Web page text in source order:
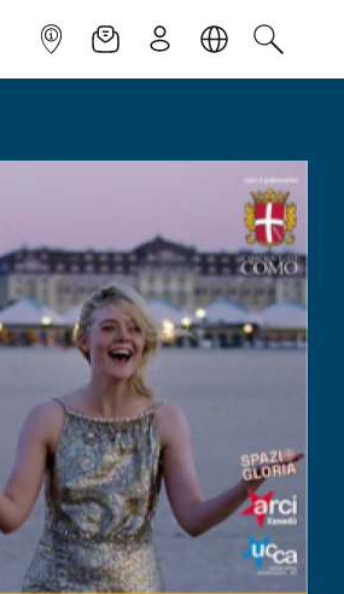
INFOPOINTNEWSLETTER
ISCRIVITILINGUACERCA